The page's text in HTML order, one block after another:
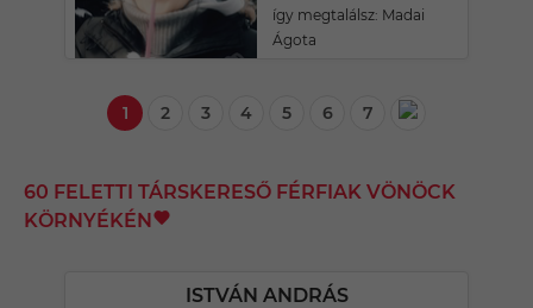
így megtalálsz: Madai
Ágota
1 2 3 4 5 6 7
60 FELETTI TÁRSKERESŐ FÉRFIAK VÖNÖCK
KÖRNYÉKÉN
ISTVÁN ANDRÁS